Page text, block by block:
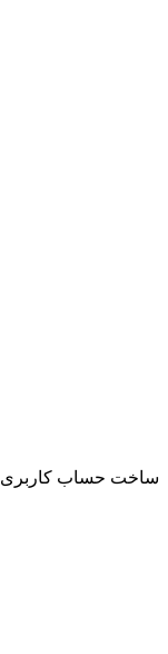
ساخت حساب کاربری